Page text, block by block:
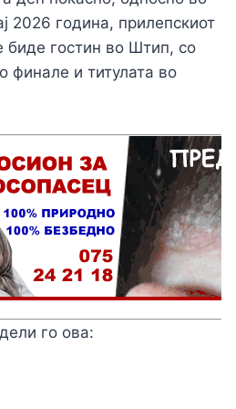
2026 година, прилепскиот
биде гостин во Штип, со
финале и титулата во
го ова: